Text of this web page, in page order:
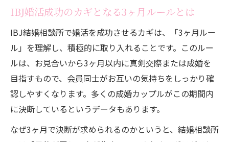
IBJ婚活成功のカギとなる3ヶ月ルールとは
IBJ結婚相談所で婚活を成功させるカギは、「3ヶ月ルー
ル」を理解し、積極的に取り入れることです。このルー
ルは、お見合いから3ヶ月以内に真剣交際または成婚を
目指すもので、会員同士がお互いの気持ちをしっかり確
認しやすくなります。多くの成婚カップルがこの期間内
に決断しているというデータもあります。
なぜ3ヶ月で決断が求められるのかというと、結婚相談所